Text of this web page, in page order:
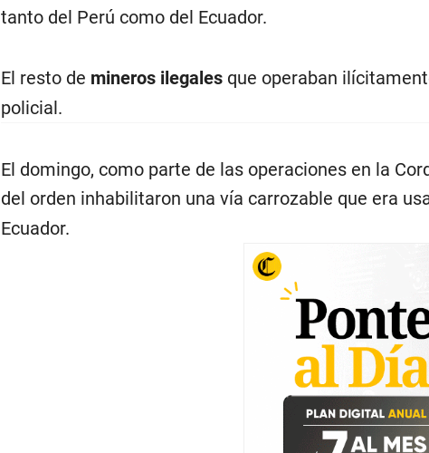
tanto del Perú como del Ecuador.
El resto de mineros ilegales que operaban
policial.
El domingo, como parte de las operaciones en la
del orden inhabilitaron una vía carrozable que era
Ecuador.